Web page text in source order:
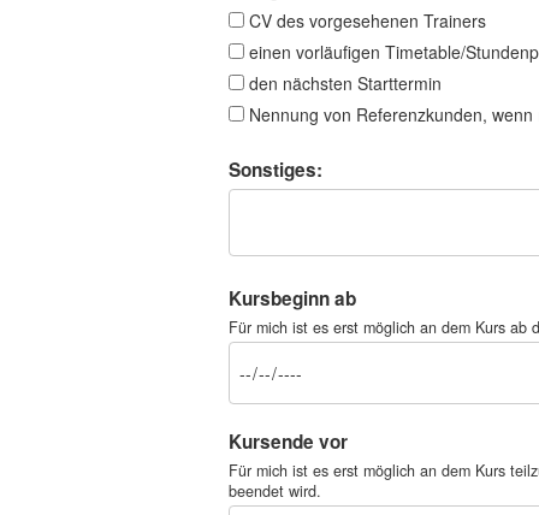
CV des vorgesehenen Trainers
einen vorläufigen Timetable/
den nächsten Starttermin
Nennung von Referenzkunden, wenn
Sonstiges:
Kursbeginn ab
Für mich ist es erst möglich an dem Kurs ab
Kursende vor
Für mich ist es erst möglich an dem Kurs
beendet wird.